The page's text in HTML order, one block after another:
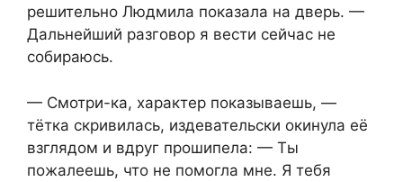
решительно Людмила показала на дверь. —
Дальнейший разговор я вести сейчас не
собираюсь.
— Смотри-ка, характер показываешь, —
тётка скривилась, издевательски окинула её
взглядом и вдруг прошипела: — Ты
пожалеешь, что не помогла мне. Я тебя